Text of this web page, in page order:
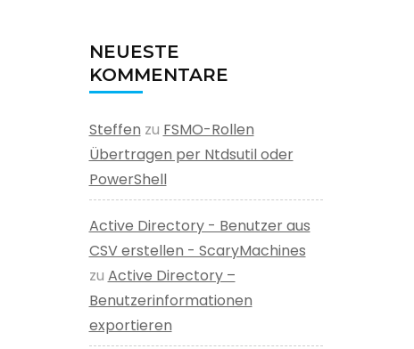
NEUESTE
KOMMENTARE
Steffen zu FSMO-Rollen
Übertragen per Ntdsutil oder
PowerShell
Active Directory - Benutzer aus
CSV erstellen - ScaryMachines
zu Active Directory –
Benutzerinformationen
exportieren